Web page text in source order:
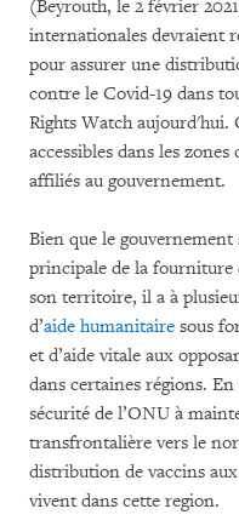
(Beyrouth, le 2 février
internationales devraient
pour assurer une
contre le Covid-19 dans
Rights Watch aujourd'hui.
accessibles dans les
affiliés au gouvernement.
Bien que le
principale de la fourniture
son territoire, il a à
d’aide humanitaire sous
et d’aide vitale aux
dans certaines régions.
sécurité de l’ONU à
transfrontalière vers le
distribution de vaccins
vivent dans cette region.